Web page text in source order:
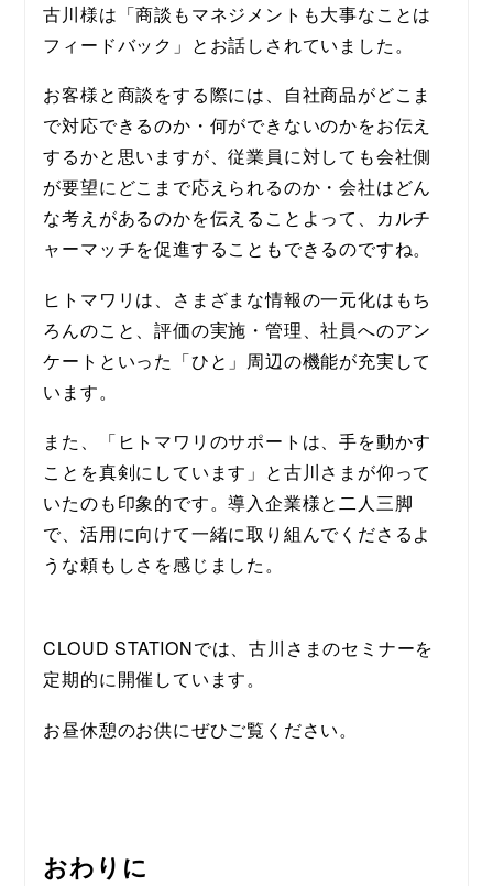
古川様は「商談もマネジメントも大事なことは
フィードバック」とお話しされていました。
お客様と商談をする際には、自社商品がどこま
で対応できるのか・何ができないのかをお伝え
するかと思いますが、従業員に対しても会社側
が要望にどこまで応えられるのか・会社はどん
な考えがあるのかを伝えることよって、カルチ
ャーマッチを促進することもできるのですね。
ヒトマワリは、さまざまな情報の一元化はもち
ろんのこと、評価の実施・管理、社員へのアン
ケートといった「ひと」周辺の機能が充実して
います。
また、「ヒトマワリのサポートは、手を動かす
ことを真剣にしています」と古川さまが仰って
いたのも印象的です。導入企業様と二人三脚
で、活用に向けて一緒に取り組んでくださるよ
うな頼もしさを感じました。
CLOUD STATIONでは、古川さまのセミナーを
定期的に開催しています。
お昼休憩のお供にぜひご覧ください。
おわりに